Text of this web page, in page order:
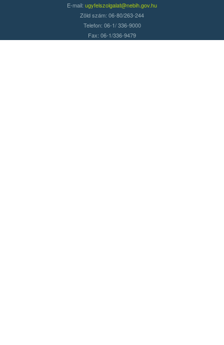
E-mail: ugyfelszolgalat@nebih.gov.hu
Zöld szám: 06-80/263-244
Telefon: 06-1/ 336-9000
Fax: 06-1/336-9479